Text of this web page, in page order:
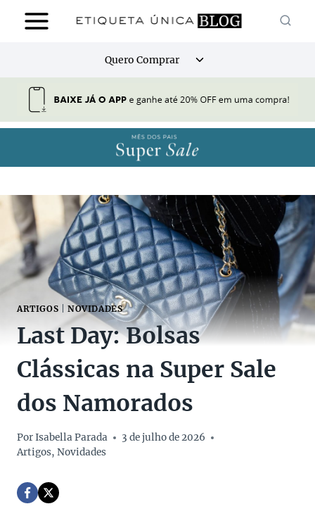
para
Quero Comprar
Alternar
ARTIGOS NOVIDADES
Last Day: Bolsas
Clássicas na Super Sale
dos Namorados
PorIsabella Parada
3 de julho de 2026
Artigos, Novidades